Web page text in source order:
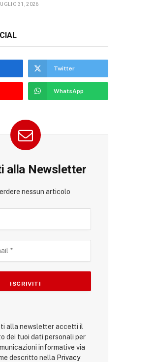
LUGLIO 31, 2026
Twitter
WhatsApp
alla Newsletter
nessun articolo
alla newsletter accetti il
dei tuoi dati personali per
informative via
descritto nella Privacy